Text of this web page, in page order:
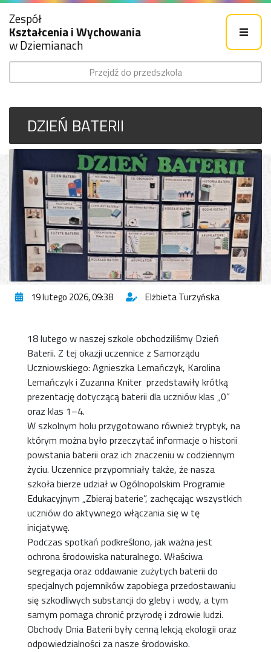
Zespół
Kształcenia i Wychowania
w Dziemianach
Przejdź do przedszkola
DZIEŃ BATERII
19 lutego 2026, 09:38 Elżbieta Turzyńska
18 lutego w naszej szkole obchodziliśmy Dzień
Baterii. Z tej okazji uczennice z Samorządu
Uczniowskiego: Agnieszka Lemańczyk, Karolina
Lemańczyk i Zuzanna Kniter przedstawiły krótką
prezentację dotyczącą baterii dla uczniów klas „0”
oraz klas 1–4.
W szkolnym holu przygotowano również tryptyk, na
którym można było przeczytać informacje o historii
powstania baterii oraz ich znaczeniu w codziennym
życiu. Uczennice przypomniały także, że nasza
szkoła bierze udział w Ogólnopolskim Programie
Edukacyjnym „Zbieraj baterie”, zachęcając wszystkich
uczniów do aktywnego włączania się w tę
inicjatywę.
Podczas spotkań podkreślono, jak ważna jest
ochrona środowiska naturalnego. Właściwa
segregacja oraz oddawanie zużytych baterii do
specjalnych pojemników zapobiega przedostawaniu
się szkodliwych substancji do gleby i wody, a tym
samym pomaga chronić przyrodę i zdrowie ludzi.
Obchody Dnia Baterii były cenną lekcją ekologii oraz
odpowiedzialności za nasze środowisko.